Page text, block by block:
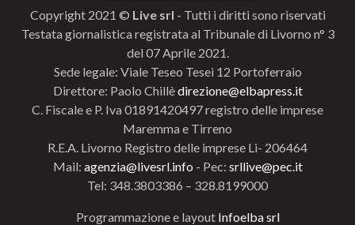
Copyright 2021 © Live srl - Tutti i diritti sono riservati
Testata giornalistica registrata al Tribunale di Livorno n° 3
del 07 Aprile 2021.
Sede legale: Viale Teseo Tesei 12 Portoferraio
Direttore: Paolo Chillèdirezione@elbapress.it
C. Fiscale e P. Iva 01891420497 registro delle imprese
Maremma e Tirreno
R.E.A. Livorno Registro delle imprese Li- 206464
Mail: agenzia@livesrl.info - Pec: srllive@pec.it
Tel: 348.3803386 – 328.8199000
Programmazione e layout Infoelba srl